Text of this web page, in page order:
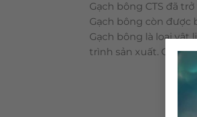
Gạch bông CTS đã
Gạch bông còn được
Gạch bông là loại
trình sản xuất. Cấu